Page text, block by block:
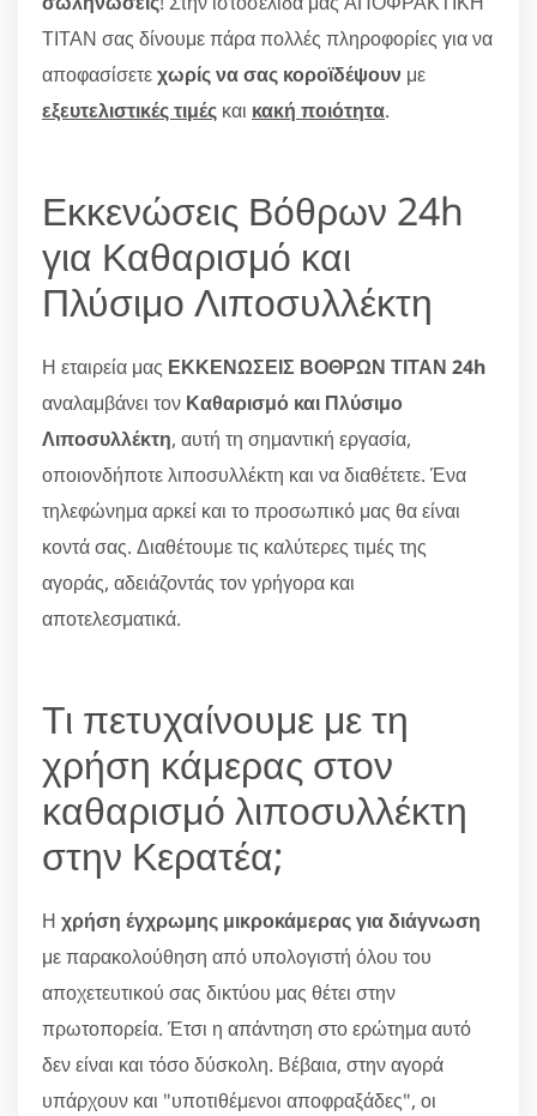
ΤΙΤΑΝ σας δίνουμε πάρα πολλές πληροφορίες για να
αποφασίσετεχωρίς να σας κοροϊδέψουν με
εξευτελιστικές τιμές και κακή ποιότητα.
Εκκενώσεις Βόθρων 24h
για Καθαρισμό και
Πλύσιμο Λιποσυλλέκτη
Η εταιρεία μας ΕΚΚΕΝΩΣΕΙΣ ΒΟΘΡΩΝ ΤΙΤΑΝ 24h
αναλαμβάνει τον Καθαρισμό και Πλύσιμο
Λιποσυλλέκτη, αυτή τη σημαντική εργασία,
οποιονδήποτε λιποσυλλέκτη και να διαθέτετε. Ένα
τηλεφώνημα αρκεί και το προσωπικό μας θα είναι
κοντά σας. Διαθέτουμε τις καλύτερες τιμές της
αγοράς, αδειάζοντάς τον γρήγορα και
αποτελεσματικά.
Τι πετυχαίνουμε με τη
χρήση κάμερας στον
καθαρισμό λιποσυλλέκτη
στην Κερατέα;
Η χρήση έγχρωμης μικροκάμερας για διάγνωση
με παρακολούθηση από υπολογιστή όλου του
αποχετευτικού σας δικτύου μας θέτει στην
πρωτοπορεία. Έτσι η απάντηση στο ερώτημα αυτό
δεν είναι και τόσο δύσκολη. Βέβαια, στην αγορά
υπάρχουν και "υποτιθέμενοι αποφραξάδες", οι